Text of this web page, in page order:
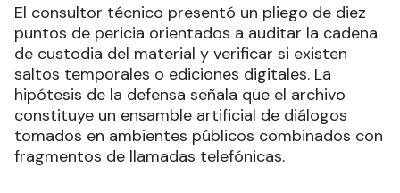
El consultor técnico presentó un pliego de diez
puntos de pericia orientados a auditar la cadena
de custodia del material y verificar si existen
saltos temporales o ediciones digitales. La
hipótesis de la defensa señala que el archivo
constituye un ensamble artificial de diálogos
tomados en ambientes públicos combinados con
fragmentos de llamadas telefónicas.